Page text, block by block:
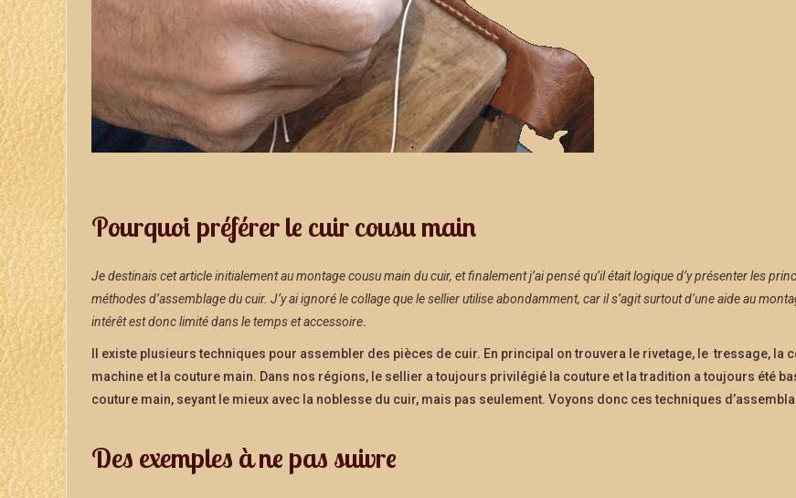
Pourquoi préférer le cuir cousu main
Je destinais cet article initialement au montage cousu main du cuir, et finalement j’ai pensé qu’il était logique d’y présenter les
méthodes d’assemblage du cuir. J’y ai ignoré le collage que le sellier utilise abondamment, car il s’agit surtout d’une aide au
intérêt est donc limité dans le temps et accessoire.
Il existe plusieurs techniques pour assembler des pièces de cuir. En principal on trouvera le rivetage, le tressage, la
machine et la couture main. Dans nos régions, le sellier a toujours privilégié la couture et la tradition a toujours été
couture main, seyant le mieux avec la noblesse du cuir, mais pas seulement. Voyons donc ces techniques
Des exemples à ne pas suivre